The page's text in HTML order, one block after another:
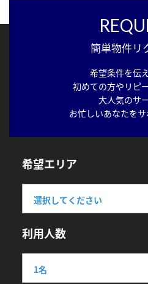
簡単物件リ
希望条件を伝
初めての方やリピ
大人気のサ
お忙しいあなたをサ
希望エリア
利用人数